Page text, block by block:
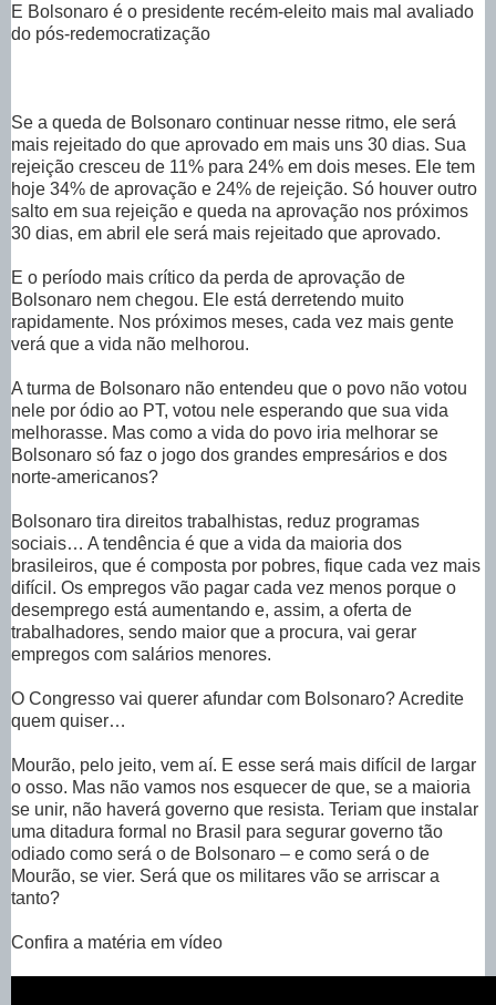
E Bolsonaro é o presidente recém-eleito mais mal avaliado
do pós-redemocratização
Se a queda de Bolsonaro continuar nesse ritmo, ele será
mais rejeitado do que aprovado em mais uns 30 dias. Sua
rejeição cresceu de 11% para 24% em dois meses. Ele tem
hoje 34% de aprovação e 24% de rejeição. Só houver outro
salto em sua rejeição e queda na aprovação nos próximos
30 dias, em abril ele será mais rejeitado que aprovado.
E o período mais crítico da perda de aprovação de
Bolsonaro nem chegou. Ele está derretendo muito
rapidamente. Nos próximos meses, cada vez mais gente
verá que a vida não melhorou.
A turma de Bolsonaro não entendeu que o povo não votou
nele por ódio ao PT, votou nele esperando que sua vida
melhorasse. Mas como a vida do povo iria melhorar se
Bolsonaro só faz o jogo dos grandes empresários e dos
norte-americanos?
Bolsonaro tira direitos trabalhistas, reduz programas
sociais… A tendência é que a vida da maioria dos
brasileiros, que é composta por pobres, fique cada vez mais
difícil. Os empregos vão pagar cada vez menos porque o
desemprego está aumentando e, assim, a oferta de
trabalhadores, sendo maior que a procura, vai gerar
empregos com salários menores.
O Congresso vai querer afundar com Bolsonaro? Acredite
quem quiser…
Mourão, pelo jeito, vem aí. E esse será mais difícil de largar
o osso. Mas não vamos nos esquecer de que, se a maioria
se unir, não haverá governo que resista. Teriam que instalar
uma ditadura formal no Brasil para segurar governo tão
odiado como será o de Bolsonaro – e como será o de
Mourão, se vier. Será que os militares vão se arriscar a
tanto?
Confira a matéria em vídeo